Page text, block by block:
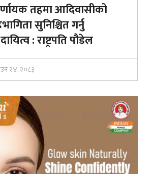
तहमा आदिवासीको
सुनिश्चित गर्नु
: राष्ट्रपति पौडेल
२४, २०८३